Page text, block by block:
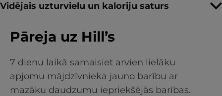
Vidējais uzturvielu un kaloriju saturs
Pāreja uz Hill’s
7 dienu laikā samaisiet arvien lielāku
apjomu mājdzīvnieka jauno barību ar
mazāku daudzumu iepriekšējās barības.